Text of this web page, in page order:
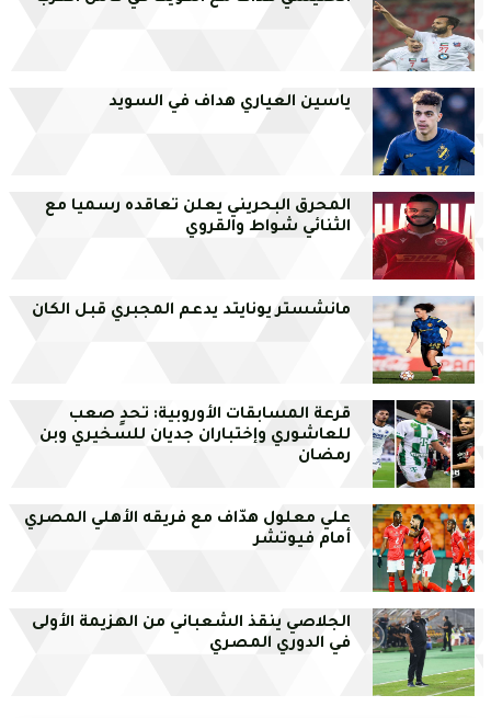
ياسين العياري هداف في السويد
المحرق البحريني يعلن تعاقده رسميا مع
الثنائي شواط والقروي
مانشستر يونايتد يدعم المجبري قبل الكان
قرعة المسابقات الأوروبية: تحدٍ صعب
للعاشوري وإختباران جديان للسخيري وبن
رمضان
علي معلول هدّاف مع فريقه الأهلي المصري
أمام فيوتشر
الجلاصي ينقذ الشعباني من الهزيمة الأولى
في الدوري المصري